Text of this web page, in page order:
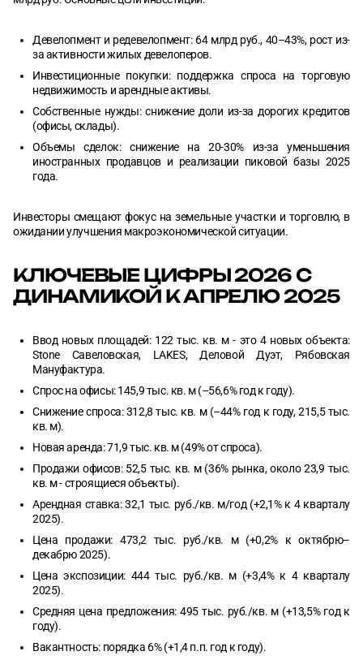
Большой Сити и Пресненский район - зона присутствия ЦМТ
Москвы
Структура офисного рынка проекта Большой Сити, включая
существующие и планируемые объекты:
Офисы столицы – тренды 2026
Выводы
Девелопмент и редевелопмент: 64 млрд руб., 40–43%, рост из-
за активности жилых девелоперов.
Инвестиционные покупки: поддержка спроса на торговую
недвижимость и арендные активы.
Собственные нужды: снижение доли из-за дорогих кредитов
(офисы, склады).
Объемы сделок: снижение на 20-30% из-за уменьшения
иностранных продавцов и реализации пиковой базы 2025
года.
Инвесторы смещают фокус на земельные участки и торговлю, в
ожидании улучшения макроэкономической ситуации.
КЛЮЧЕВЫЕ ЦИФРЫ 2026 С
ДИНАМИКОЙ К АПРЕЛЮ 2025
Ввод новых площадей: 122 тыс. кв. м - это 4 новых объекта:
Stone Савеловская, LAKES, Деловой Дуэт, Рябовская
Мануфактура.
Спрос на офисы: 145,9 тыс. кв. м (–56,6% год к году).
Снижение спроса: 312,8 тыс. кв. м (–44% год к году, 215,5 тыс.
кв. м).
Новая аренда: 71,9 тыс. кв. м (49% от спроса).
Продажи офисов: 52,5 тыс. кв. м (36% рынка, около 23,9 тыс.
кв. м - строящиеся объекты).
Арендная ставка: 32,1 тыс. руб./кв. м/год (+2,1% к 4 кварталу
2025).
Цена продажи: 473,2 тыс. руб./кв. м (+0,2% к октябрю–
декабрю 2025).
Цена экспозиции: 444 тыс. руб./кв. м (+3,4% к 4 кварталу
2025).
Средняя цена предложения: 495 тыс. руб./кв. м (+13,5% год к
году).
Вакантность: порядка 6% (+1,4 п.п. год к году).